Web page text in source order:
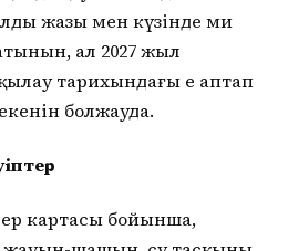
жазы мен күзінде ми
ал 2027 жыл
тарихындағы ең аптап
болжауда.
картасы бойынша,